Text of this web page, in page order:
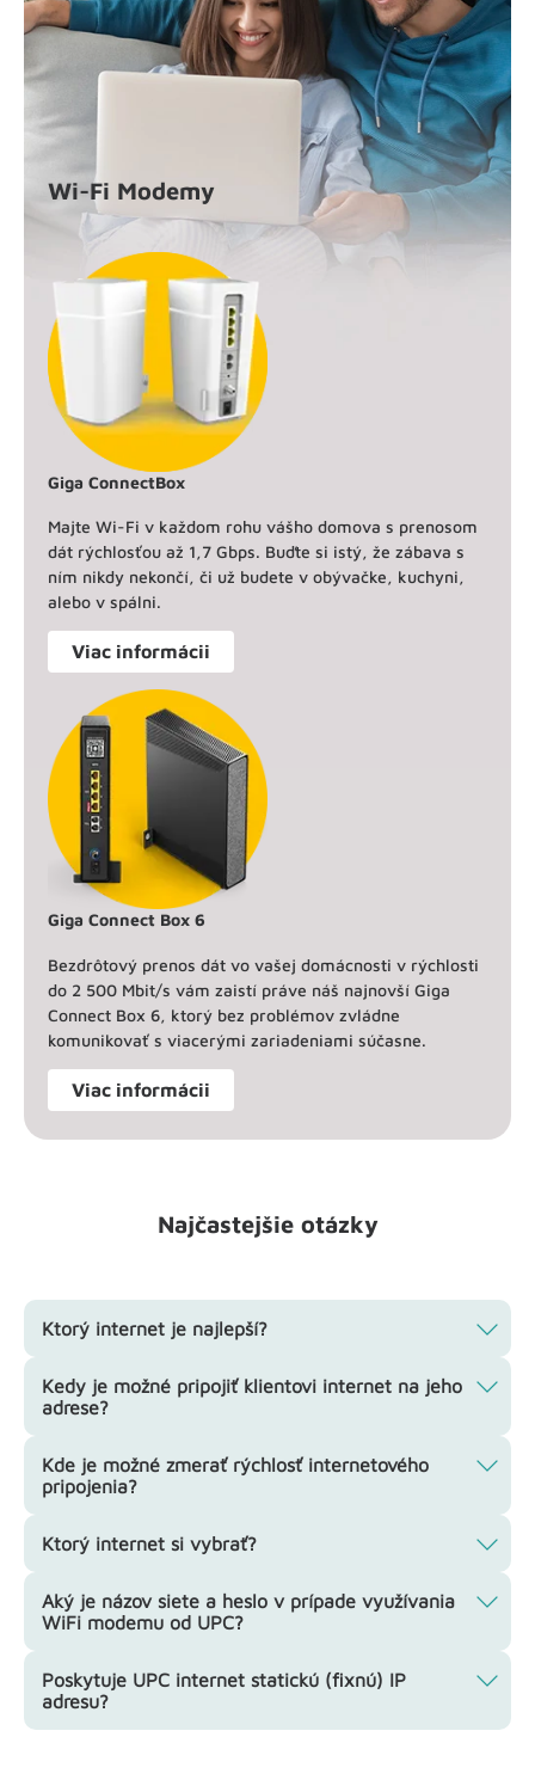
Wi-Fi Modemy
Giga ConnectBox
Majte Wi-Fi v každom rohu vášho domova s prenosom
dát rýchlosťou až 1,7 Gbps. Buďte si istý, že zábava s
ním nikdy nekončí, či už budete v obývačke, kuchyni,
alebo v spálni.
Viac informácii
Giga Connect Box 6
Bezdrôtový prenos dát vo vašej domácnosti v rýchlosti
do 2 500 Mbit/s vám zaistí práve náš najnovší Giga
Connect Box 6, ktorý bez problémov zvládne
komunikovať s viacerými zariadeniami súčasne.
Viac informácii
Najčastejšie otázky
Ktorý internet je najlepší?
Kedy je možné pripojiť klientovi internet na jeho
adrese?
Kde je možné zmerať rýchlosť internetového
pripojenia?
Ktorý internet si vybrať?
Aký je názov siete a heslo v prípade využívania
WiFi modemu od UPC?
Poskytuje UPC internet statickú (fixnú) IP
adresu?